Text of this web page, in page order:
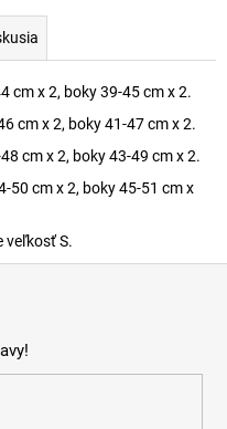
cm x 2, boky 39-45 cm x 2.
cm x 2, boky 41-47 cm x 2.
cm x 2, boky 43-49 cm x 2.
50 cm x 2, boky 45-51 cm x
veľkosť S.